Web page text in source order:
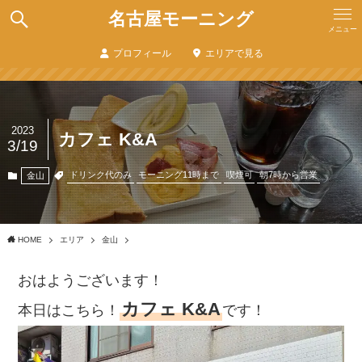
名古屋モーニング メニュー
プロフィール エリアで見る
カフェ K&A
2023
3/19
金山 ドリンク代のみ モーニング11時まで 喫煙可 朝7時から営業
HOME エリア 金山
おはようございます！
本日はこちら！カフェ K&Aです！